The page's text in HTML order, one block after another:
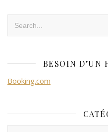
BESOIN D’UN
Booking.com